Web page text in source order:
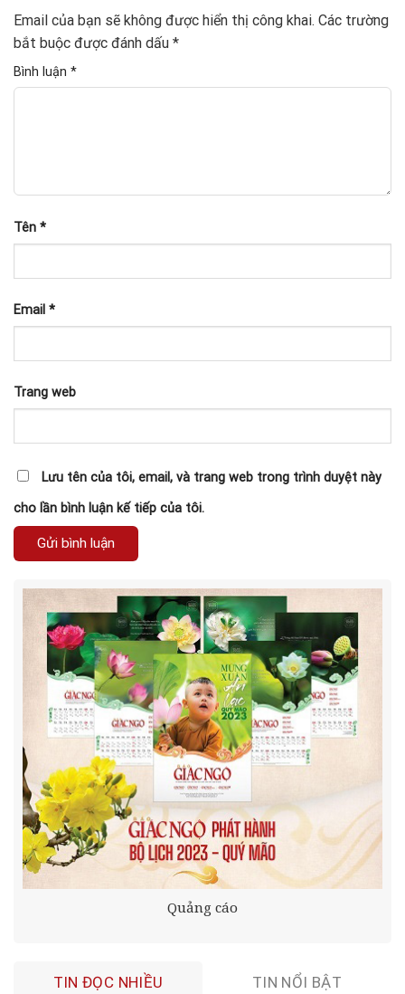
Email của bạn sẽ không được hiển thị công khai. Các trường
bắt buộc được đánh dấu *
Bình luận *
Tên *
Email *
Trang web
Lưu tên của tôi, email, và trang web trong trình duyệt này
cho lần bình luận kế tiếp của tôi.
Quảng cáo
TIN ĐỌC NHIỀU TIN NỔI BẬT